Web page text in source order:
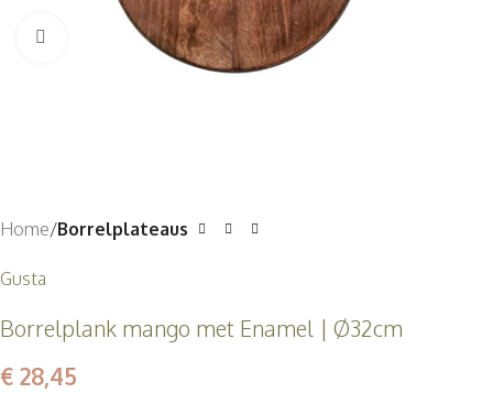
Klik om te vergroten
Home Borrelplateaus
Gusta
Borrelplank mango met Enamel | Ø32cm
€ 28,45